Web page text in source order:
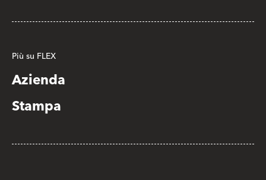
Più su FLEX
Azienda
Stampa